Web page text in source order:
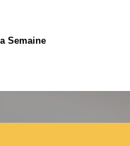
Semaine